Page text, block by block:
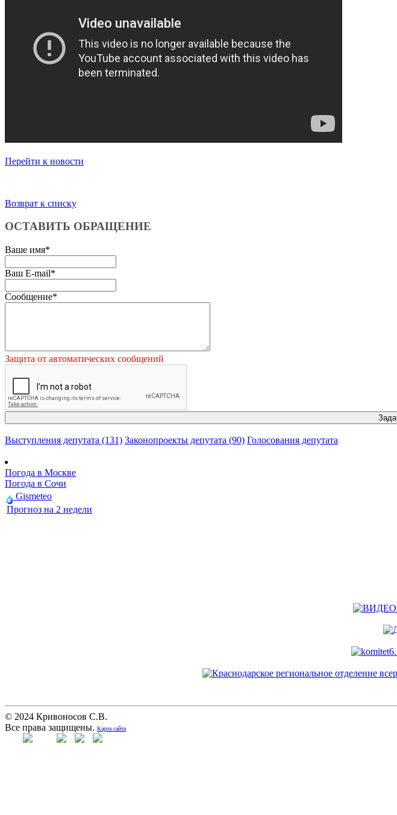
Перейти к новости
Возврат к списку
ОСТАВИТЬ ОБРАЩЕНИЕ
Ваше имя*
Ваш E-mail*
Сообщение*
Защита от автоматических сообщений
Выступления депутата (131) Законопроекты депутата (90) Голосования депутата
Погода в Москве
Погода в Сочи
Gismeteo
Прогноз на 2 недели
© 2024 Кривоносов С.В.
Все права защищены. Карта сайта